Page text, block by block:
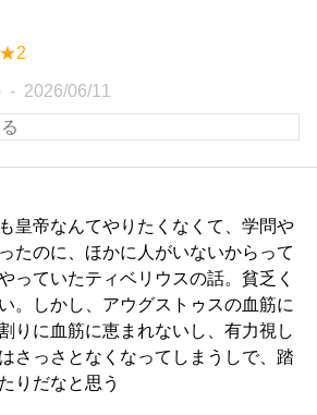
★2
2026/06/11
皇帝なんてやりたくなくて、学問や
たのに、ほかに人がいないからって
っていたティベリウスの話。貧乏く
。しかし、アウグストゥスの血筋に
りに血筋に恵まれないし、有力視し
さっさとなくなってしまうしで、踏
りだなと思う